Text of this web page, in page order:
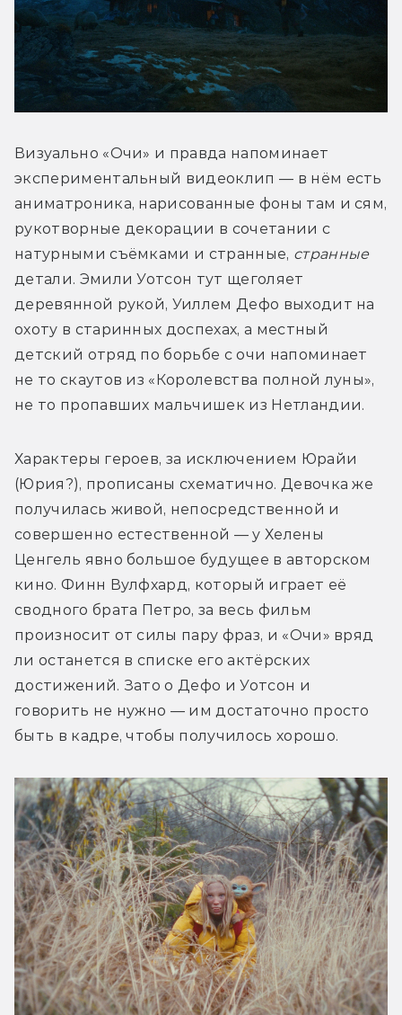
Визуально «Очи» и правда напоминает
экспериментальный видеоклип — в нём есть
аниматроника, нарисованные фоны там и сям,
рукотворные декорации в сочетании с
натурными съёмками и странные, странные
детали. Эмили Уотсон тут щеголяет
деревянной рукой, Уиллем Дефо выходит на
охоту в старинных доспехах, а местный
детский отряд по борьбе с очи напоминает
не то скаутов из «Королевства полной луны»,
не то пропавших мальчишек из Нетландии.
Характеры героев, за исключением Юрайи
(Юрия?), прописаны схематично. Девочка же
получилась живой, непосредственной и
совершенно естественной — у Хелены
Ценгель явно большое будущее в авторском
кино. Финн Вулфхард, который играет её
сводного брата Петро, за весь фильм
произносит от силы пару фраз, и «Очи» вряд
ли останется в списке его актёрских
достижений. Зато о Дефо и Уотсон и
говорить не нужно — им достаточно просто
быть в кадре, чтобы получилось хорошо.